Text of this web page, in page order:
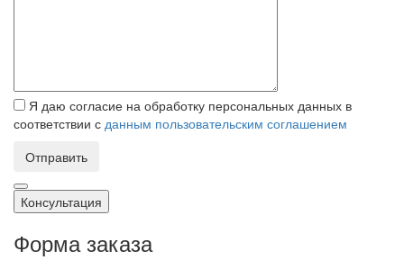
Я даю согласие на обработку персональных данных в
соответствии с данным пользовательским соглашением
Отправить
Консультация
Форма заказа